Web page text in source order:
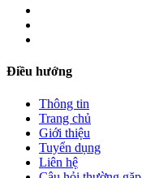
Điều hướng
Thông tin
Trang chủ
Giới thiệu
Tuyển dụng
Liên hệ